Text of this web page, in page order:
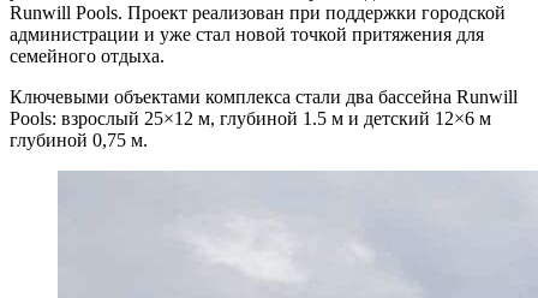
Runwill Pools. Проект реализован при поддержки городской
администрации и уже стал новой точкой притяжения для
семейного отдыха.
Ключевыми объектами комплекса стали два бассейна Runwill
Pools: взрослый 25×12 м, глубиной 1.5 м и детский 12×6 м
глубиной 0,75 м.